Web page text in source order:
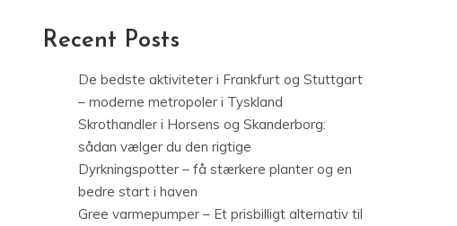
Recent Posts
De bedste aktiviteter i Frankfurt og Stuttgart
– moderne metropoler i Tyskland
Skrothandler i Horsens og Skanderborg:
sådan vælger du den rigtige
Dyrkningspotter – få stærkere planter og en
bedre start i haven
Gree varmepumper – Et prisbilligt alternativ til